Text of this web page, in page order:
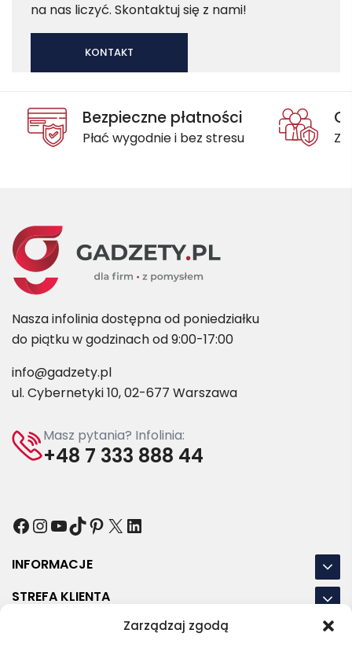
Zarządzaj zgodą
na nas liczyć. Skontaktuj się z nami!
KONTAKT
Bezpieczne płatności
Płać wygodnie i bez stresu
Nasza infolinia dostępna od poniedziałku
do piątku w godzinach od 9:00-17:00
info@gadzety.pl
ul. Cybernetyki 10, 02-677 Warszawa
Masz pytania? Infolinia:
+48 7 333 888 44
Facebook
Instagram
YouTube
TikTok
Pinterest
X LinkedIn
INFORMACJE
STREFA KLIENTA
NASZE LOKALIZACJE